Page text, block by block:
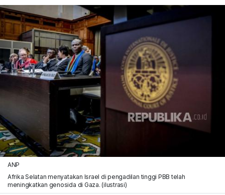
ANP
Afrika Selatan menyatakan Israel di pengadilan tinggi PBB telah
meningkatkan genosida di Gaza. (ilustrasi)